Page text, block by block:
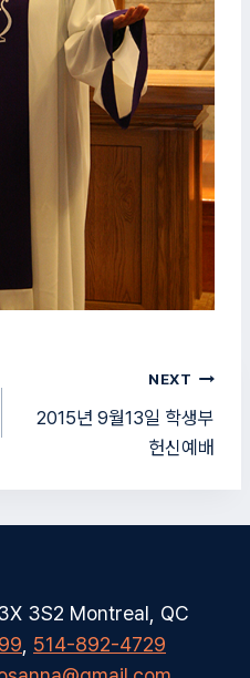
NEXT
2015년 9월13일 학생부
헌신예배
3S2 Montreal, QC
514-892-4729